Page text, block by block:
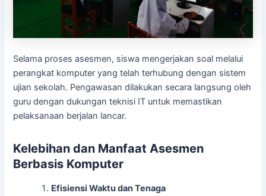
Selama proses asesmen, siswa mengerjakan soal melalui
perangkat komputer yang telah terhubung dengan sistem
ujian sekolah. Pengawasan dilakukan secara langsung oleh
guru dengan dukungan teknisi IT untuk memastikan
pelaksanaan berjalan lancar.
Kelebihan dan Manfaat Asesmen
Berbasis Komputer
Efisiensi Waktu dan Tenaga